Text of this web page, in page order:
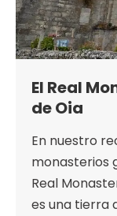
El Real
de Oia
En nuestro
monasterios
Real
es una tierra